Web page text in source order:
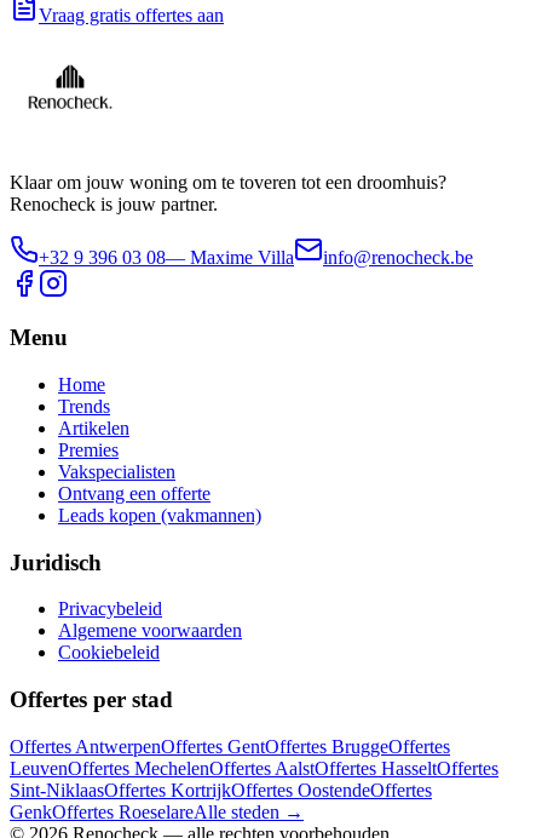
Vraag gratis offertes aan
Klaar om jouw woning om te toveren tot een droomhuis?
Renocheck is jouw partner.
+32 9 396 03 08— Maxime Villa info@renocheck.be
Menu
Home
Trends
Artikelen
Premies
Vakspecialisten
Ontvang een offerte
Leads kopen (vakmannen)
Juridisch
Privacybeleid
Algemene voorwaarden
Cookiebeleid
Offertes per stad
Offertes AntwerpenOffertes GentOffertes BruggeOffertes
LeuvenOffertes MechelenOffertes AalstOffertes HasseltOffertes
Sint-NiklaasOffertes KortrijkOffertes OostendeOffertes
GenkOffertes RoeselareAlle steden →
© 2026 Renocheck — alle rechten voorbehouden.